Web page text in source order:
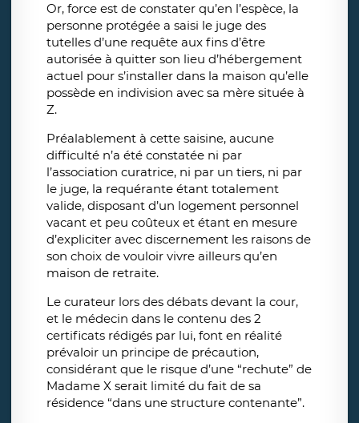
Or, force est de constater qu’en l’espèce, la
personne protégée a saisi le juge des
tutelles d’une requête aux fins d’être
autorisée à quitter son lieu d’hébergement
actuel pour s’installer dans la maison qu’elle
possède en indivision avec sa mère située à
Z.
Préalablement à cette saisine, aucune
difficulté n’a été constatée ni par
l’association curatrice, ni par un tiers, ni par
le juge, la requérante étant totalement
valide, disposant d’un logement personnel
vacant et peu coûteux et étant en mesure
d’expliciter avec discernement les raisons de
son choix de vouloir vivre ailleurs qu’en
maison de retraite.
Le curateur lors des débats devant la cour,
et le médecin dans le contenu des 2
certificats rédigés par lui, font en réalité
prévaloir un principe de précaution,
considérant que le risque d’une “rechute” de
Madame X serait limité du fait de sa
résidence “dans une structure contenante”.